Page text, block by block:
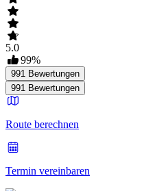
5.0
99%
991 Bewertungen
991 Bewertungen
Route berechnen
Termin vereinbaren